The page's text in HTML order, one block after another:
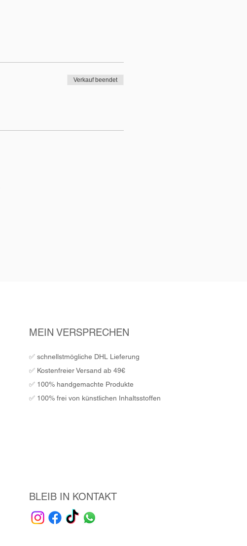
Verkauf beendet
MEIN VERSPRECHEN
✅ schnellstmögliche DHL Lieferung
✅ Kostenfreier Versand ab 49€
​✅ 100% handgemachte Produkte
✅ 100% frei von künstlichen Inhaltsstoffen
BLEIB IN KONTAKT